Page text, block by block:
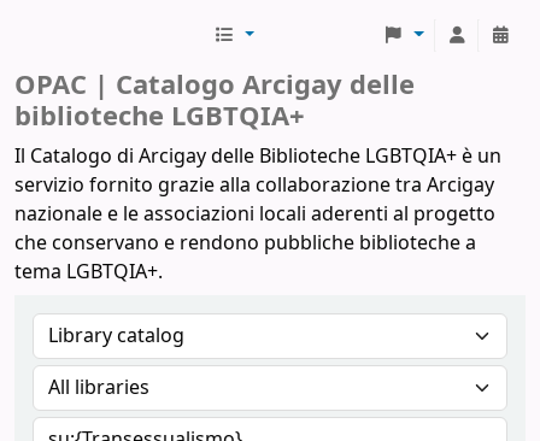
OPAC | Catalogo Arcigay delle
biblioteche LGBTQIA+
Il Catalogo di Arcigay delle Biblioteche LGBTQIA+ è un
servizio fornito grazie alla collaborazione tra Arcigay
nazionale e le associazioni locali aderenti al progetto
che conservano e rendono pubbliche biblioteche a
tema LGBTQIA+.